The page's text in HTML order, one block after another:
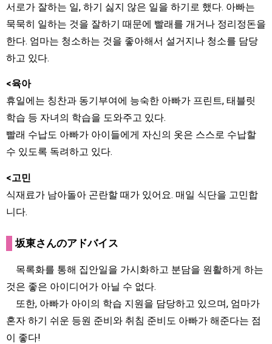
서로가 잘하는 일, 하기 싫지 않은 일을 하기로 했다. 아빠는
묵묵히 일하는 것을 잘하기 때문에 빨래를 개거나 정리정돈을
한다. 엄마는 청소하는 것을 좋아해서 설거지나 청소를 담당
하고 있다.
<육아
휴일에는 칭찬과 동기부여에 능숙한 아빠가 프린트, 태블릿
학습 등 자녀의 학습을 도와주고 있다.
빨래 수납도 아빠가 아이들에게 자신의 옷은 스스로 수납할
수 있도록 독려하고 있다.
<고민
식재료가 남아돌아 곤란할 때가 있어요. 매일 식단을 고민합
니다.
坂東さんのアドバイス
목록화를 통해 집안일을 가시화하고 분담을 원활하게 하는
것은 좋은 아이디어가 아닐 수 없다.
또한, 아빠가 아이의 학습 지원을 담당하고 있으며, 엄마가
혼자 하기 쉬운 등원 준비와 취침 준비도 아빠가 해준다는 점
이 좋다!